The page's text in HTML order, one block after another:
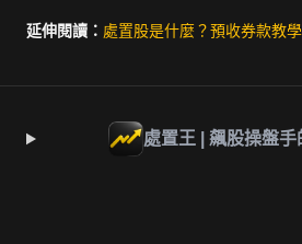
延伸閱讀： 處置股是什麼？預收券款教學
處置王 | 飆股操盤